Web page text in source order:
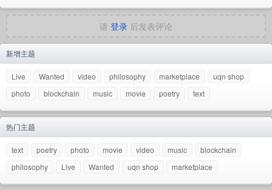
请 登录 后发表评论
新增主题
Live Wanted video philosophy marketplace
uqn shop
photo
blockchain music movie poetry text
热门主题
text poetry photo movie video music
blockchain
philosophy
Live Wanted uqn shop marketplace